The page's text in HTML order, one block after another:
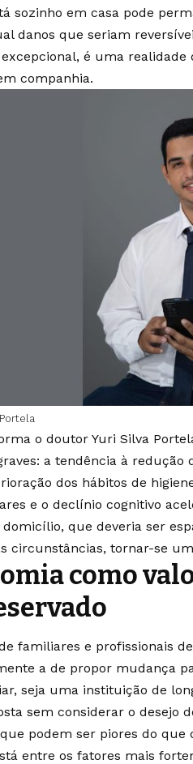
sozinho em casa pode
danos que seriam
é uma
companhia.
o doutor Yuri Silva
a tendência à
dos hábitos de
e o declínio cognitivo
domicílio, que deveria ser
circunstâncias, tornar-se
como
familiares e profissionais
a de propor mudança
seja uma instituição de
sem considerar o desejo
podem ser piores do
entre os fatores mais